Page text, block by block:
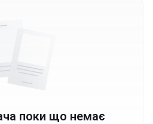
поки що немає